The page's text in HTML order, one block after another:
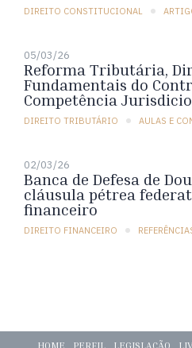
DIREITO CONSTITUCIONAL
05/03/26
Reforma Tributária,
Fundamentais do
Competência
DIREITO TRIBUTÁRIO AULAS E
02/03/26
Banca de Defesa de
cláusula pétrea
financeiro
DIREITO FINANCEIRO
HOME PERFIL LEGISLAÇÃO